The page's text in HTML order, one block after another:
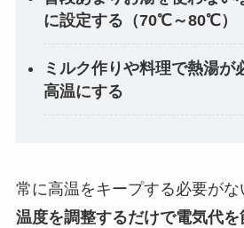
に設定する（70℃～80℃）
ミルク作りや料理で熱湯が
高温にする
常に高温をキープする必要がな
温度を調整するだけで電気代を